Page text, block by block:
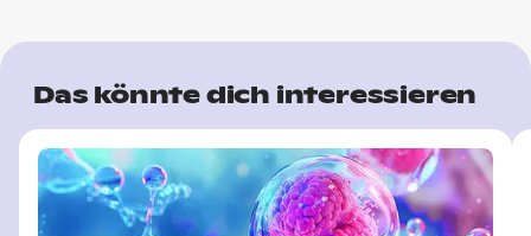
Das könnte dich interessieren